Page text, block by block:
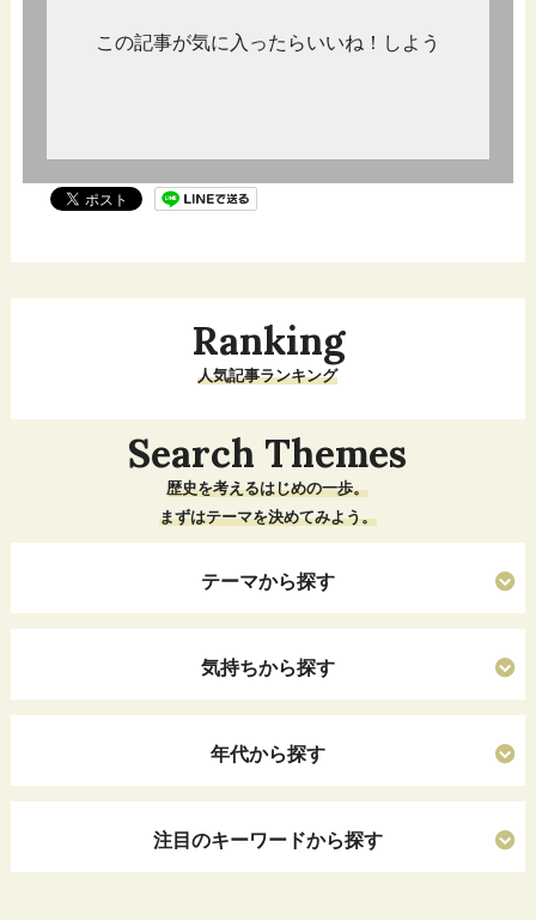
この記事が気に入ったらいいね！しよう
Ranking
人気記事ランキング
Search Themes
歴史を考えるはじめの一歩。
まずはテーマを決めてみよう。
テーマから探す
気持ちから探す
年代から探す
注目のキーワードから探す